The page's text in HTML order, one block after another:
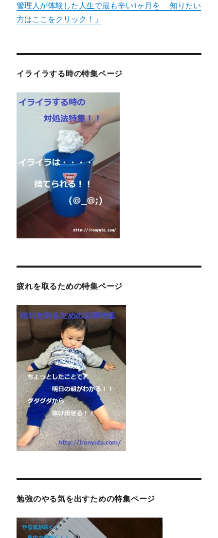
管理人が体験した人生で最も辛い1ヶ月を 知りたい
方はここをクリック！」
イライラする時の特集ページ
疲れを取るための特集ページ
勉強のやる気を出すための特集ページ